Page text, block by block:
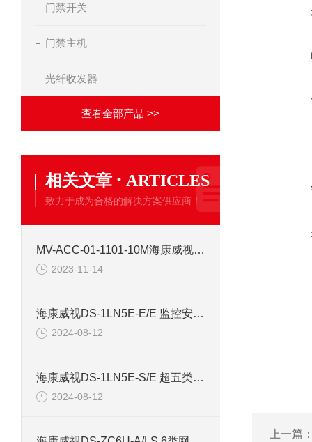
门禁开关
门禁主机
光纤收发器
查看全部产品 >>
相关文章 · ARTICLES
致力于成为合格的解决方案供应商！
MV-ACC-01-1101-10M海康威视10米普柔网线
2023-11-14
海康威视DS-1LN5E-E/E 监控安防专用超五类网线
2024-08-12
海康威视DS-1LN5E-S/E 超五类监控安防网线
2024-08-12
上一篇